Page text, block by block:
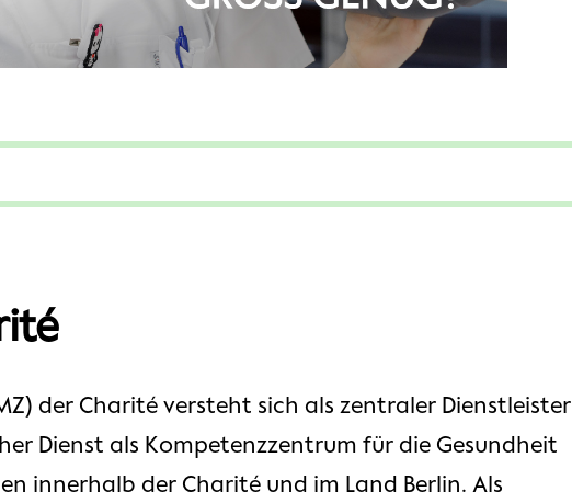
der Charité versteht sich als zentraler Dienstleister
Dienst als Kompetenzzentrum für die Gesundheit
innerhalb der Charité und im Land Berlin. Als